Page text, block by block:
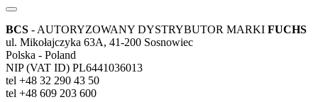
BCS - AUTORYZOWANY DYSTRYBUTOR MARKI FUCHS
ul. Mikołajczyka 63A, 41-200 Sosnowiec
Polska - Poland
NIP (VAT ID) PL6441036013
tel +48 32 290 43 50
tel +48 609 203 600